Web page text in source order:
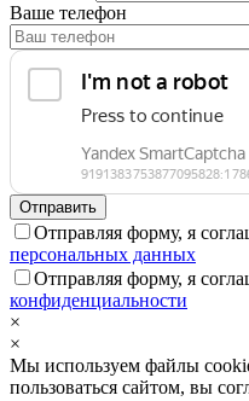
Ваше телефон
Отправляя форму, я
персональных данных
Отправляя форму, я
конфиденциальности
×
×
Мы используем файлы
пользоваться сайтом, вы